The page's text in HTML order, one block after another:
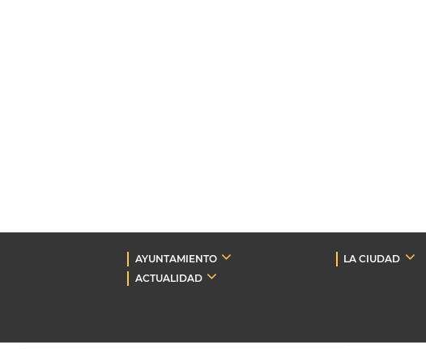
AYUNTAMIENTO LA CIUDAD
ACTUALIDAD